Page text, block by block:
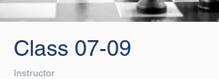
Class 07-09
Instructor